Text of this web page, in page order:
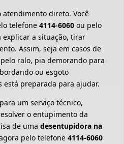
direto. Você
telefone 4114-6060 ou pelo
explicar a situação, tirar
Assim, seja em casos de
ralo, pia demorando para
ou esgoto
está preparada para ajudar.
um serviço técnico,
o entupimento da
de uma desentupidora na
pelo telefone 4114-6060